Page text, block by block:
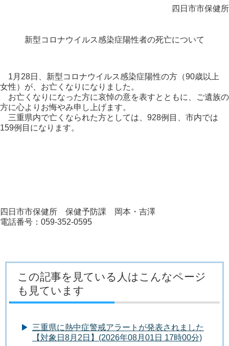
四日市市保健所
新型コロナウイルス感染症陽性者の死亡について
1月28日、新型コロナウイルス感染症陽性の方（90歳以上
女性）が、お亡くなりになりました。
お亡くなりになった方に哀悼の意を表すとともに、ご遺族の
方に心よりお悔やみ申し上げます。
三重県内で亡くなられた方としては、928例目、市内では
159例目になります。
四日市市保健所 保健予防課 岡本・吉澤
電話番号：059-352-0595
この記事を見ている人はこんなページ
も見ています
三重県に熱中症警戒アラートが発表されました
【対象日8月2日】(2026年08月01日 17時00分)